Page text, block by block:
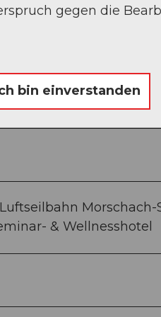
Morschach-
& Wellnesshotel
gegen die
bin einverstanden